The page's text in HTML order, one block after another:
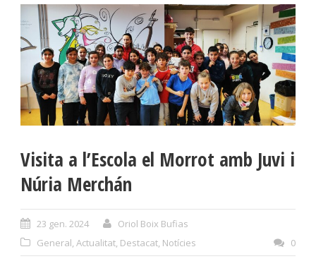
Visita a l’Escola el Morrot amb Juvi i
Núria Merchán
23 gen. 2024
Oriol Boix Bufias
General, Actualitat, Destacat, Notícies 0